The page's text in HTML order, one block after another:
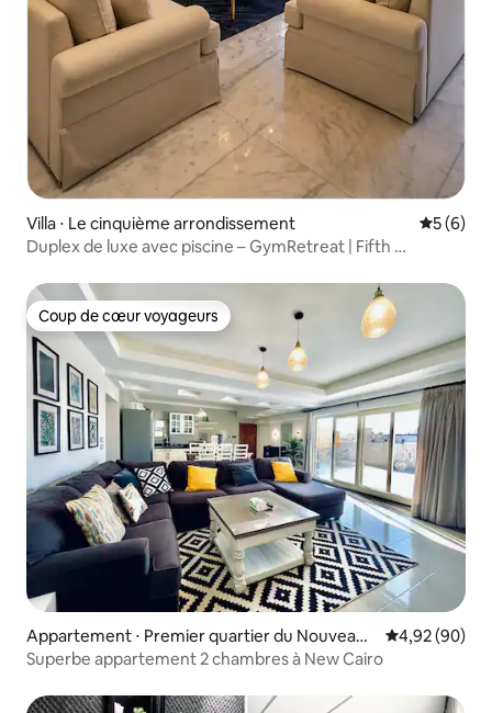
Villa ⋅ Le cinquième arrondissement
5 (6)
Duplex de luxe avec piscine – GymRetreat | Fifth
Coup de cœur voyageurs
Coup de cœur voyageurs
Appartement ⋅ Premier quartier du Nouveau
Caire
Évaluation
4,92 (90)
Superbe appartement 2 chambres à New Cairo